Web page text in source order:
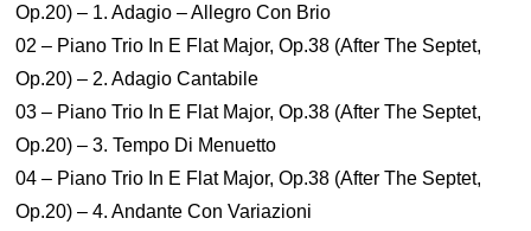
Op.20) – 1. Adagio – Allegro Con Brio
02 – Piano Trio In E Flat Major, Op.38 (After The Septet,
Op.20) – 2. Adagio Cantabile
03 – Piano Trio In E Flat Major, Op.38 (After The Septet,
Op.20) – 3. Tempo Di Menuetto
04 – Piano Trio In E Flat Major, Op.38 (After The Septet,
Op.20) – 4. Andante Con Variazioni